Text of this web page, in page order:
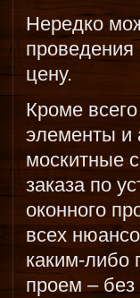
Нередко
проведения
цену.
Кроме
элементы и
москитные
заказа по
оконного
всех
каким-либо
проем – без